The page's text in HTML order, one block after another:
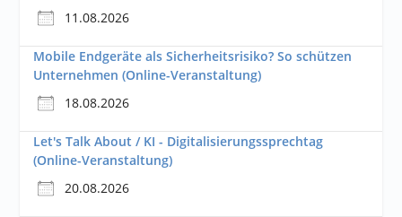
11.08.2026
Mobile Endgeräte als Sicherheitsrisiko? So schützen
Unternehmen (Online-Veranstaltung)
18.08.2026
Let's Talk About / KI - Digitalisierungssprechtag
(Online-Veranstaltung)
20.08.2026